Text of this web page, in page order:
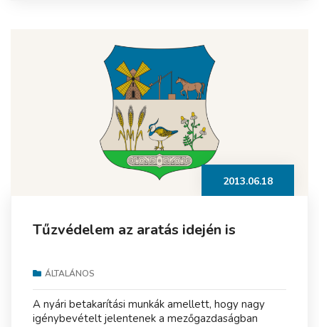
2013.06.18
Tűzvédelem az aratás idején is
ÁLTALÁNOS
A nyári betakarítási munkák amellett, hogy nagy
igénybevételt jelentenek a mezőgazdaságban